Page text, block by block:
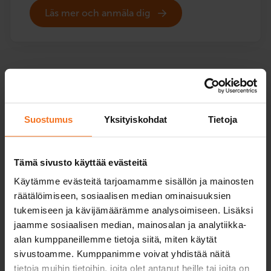
Suostumus Yksityiskohdat Tietoja
Tämä sivusto käyttää evästeitä
Käytämme evästeitä tarjoamamme sisällön ja mainosten
räätälöimiseen, sosiaalisen median ominaisuuksien
tukemiseen ja kävijämäärämme analysoimiseen. Lisäksi
jaamme sosiaalisen median, mainosalan ja analytiikka-
alan kumppaneillemme tietoja siitä, miten käytät
sivustoamme. Kumppanimme voivat yhdistää näitä
tietoja muihin tietoihin, joita olet antanut heille tai joita on
Läs mer och anmäla dig
Så här fortskrider